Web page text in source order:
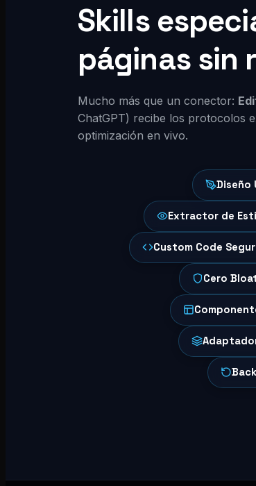
Skills
páginas sin
Mucho más que un conector:
ChatGPT) recibe los protocolos
optimización en vivo.
Diseño
Extractor de
Custom Code
Cero